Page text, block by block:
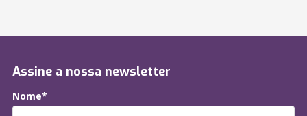
Assine a nossa newsletter
Nome*